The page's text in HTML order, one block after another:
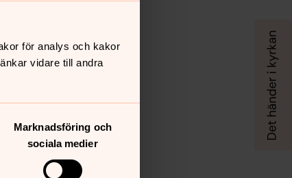
för analys och kakor
vidare till andra
Marknadsföring och
sociala medier